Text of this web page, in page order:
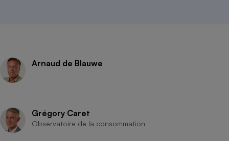
Arnaud de Blauwe
Grégory Caret
Observatoire de la consommation